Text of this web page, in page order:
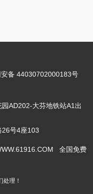
备 44030702000183号
AD202-大芬地铁站A1出
26号4座103
全国免费
理！